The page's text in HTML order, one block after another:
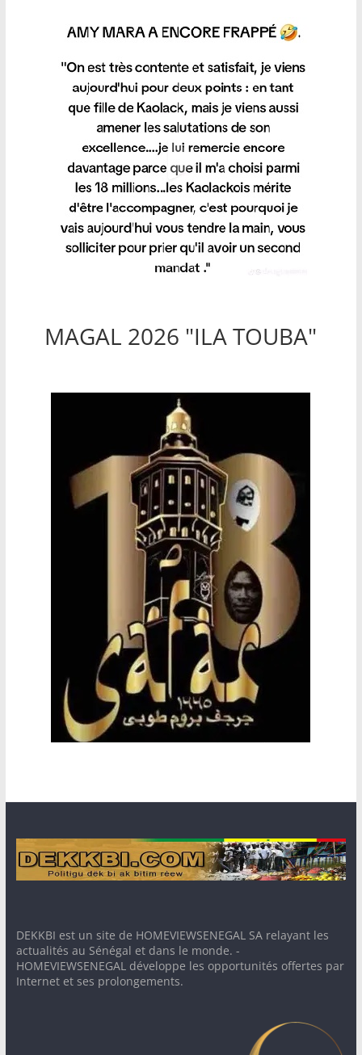
MAGAL 2026 "ILA TOUBA"
DEKKBI est un site de HOMEVIEWSENEGAL SA relayant les
actualités au Sénégal et dans le monde. -
HOMEVIEWSENEGAL développe les opportunités offertes par
Internet et ses prolongements.